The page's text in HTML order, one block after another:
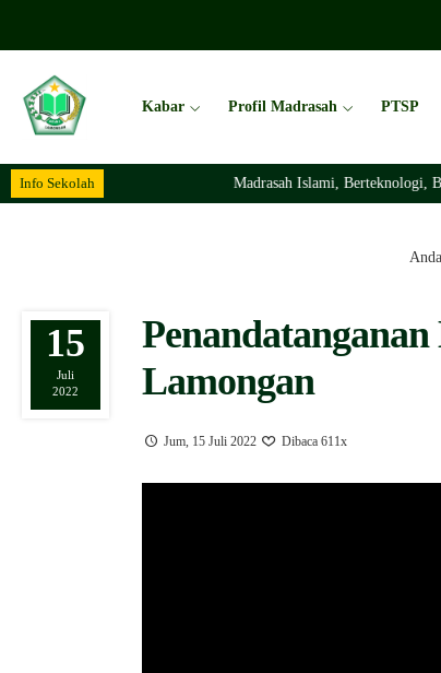
Kabar Profil Madrasah PTSP
Info Sekolah Madrasah Islami, Berteknologi,
15
Juli
2022
Lamongan
Jum, 15 Juli 2022 Dibaca 611x